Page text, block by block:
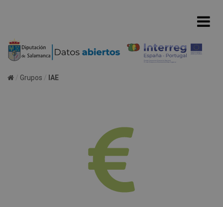
Grupos IAE